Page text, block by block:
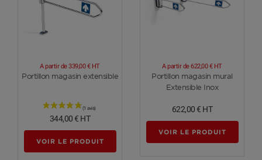
Voir plus
Portillon magasin extensible
A partir de339,00 € HT
344,00 € HT
VOIR LE PRODUIT
Voir plus
Portillon magasin mural
Extensible Inox
A partir de622,00 € HT
622,00 € HT
VOIR LE PRODUIT